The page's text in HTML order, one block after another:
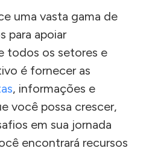
uma vasta gama de
para apoiar
todos os setores e
é fornecer as
, informações e
você possa crescer,
em sua jornada
encontrará recursos